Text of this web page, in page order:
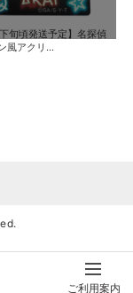
旬頃発送予定】名探偵
風アクリ...
ご利用案内